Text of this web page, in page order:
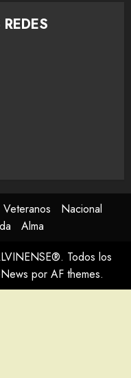
Veteranos
Nacional
Alma
Todos los
por AF themes.